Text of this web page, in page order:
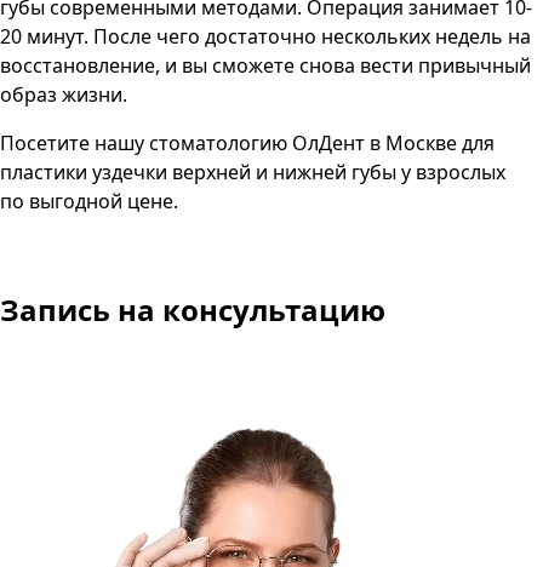
губы современными методами. Операция занимает 10-
20 минут. После чего достаточно нескольких недель на
восстановление, и вы сможете снова вести привычный
образ жизни.
Посетите нашу стоматологию ОлДент в Москведля
пластики уздечки верхней и нижней губы у взрослых
по выгодной цене.
Запись на консультацию